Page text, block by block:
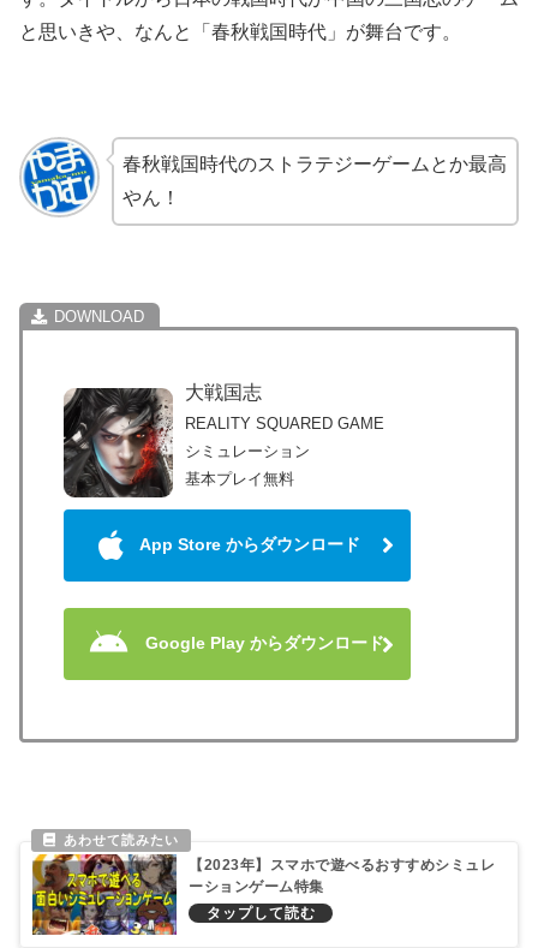
と思いきや、なんと「春秋戦国時代」が舞台です。
春秋戦国時代のストラテジーゲームとか最高
やん！
大戦国志
REALITY SQUARED GAME
シミュレーション
基本プレイ無料
App Store からダウンロード
Google Play からダウンロード
【2023年】スマホで遊べるおすすめシミュレ
ーションゲーム特集